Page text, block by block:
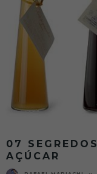
07
AÇÚCAR